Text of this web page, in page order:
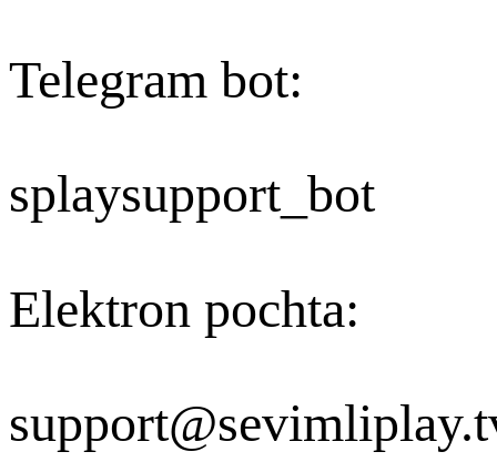
Telegram bot:
splaysupport_bot
Elektron pochta: